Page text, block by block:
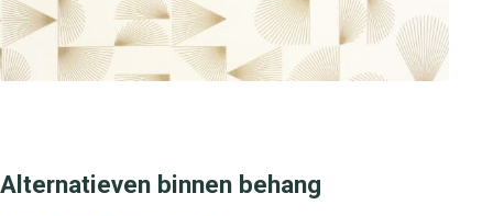
Alternatieven binnen behang